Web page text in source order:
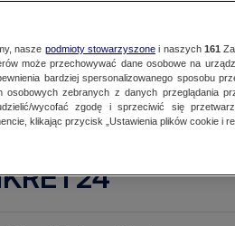
nasze podmioty stowarzyszonei naszych 161
może przechowywać dane osobowe na
bardziej spersonalizowanego sposobu
zebranych z danych przeglądania
wycofać zgodę i sprzeciwić się
klikając przycisk „Ustawienia plików cookie i